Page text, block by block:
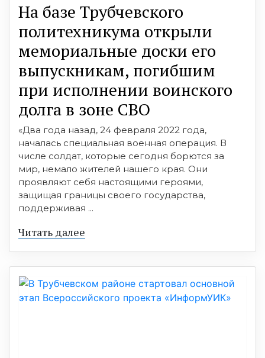
На базе Трубчевского
политехникума открыли
мемориальные доски его
выпускникам, погибшим
при исполнении воинского
долга в зо­не СВО
«Два года назад, 24 февраля 2022 года,
началась специальная военная операция. В
числе солдат, которые сегодня борются за
мир, немало жителей нашего края. Они
проявляют себя настоящими героями,
защищая границы своего государства,
поддерживая ...
Читать далее